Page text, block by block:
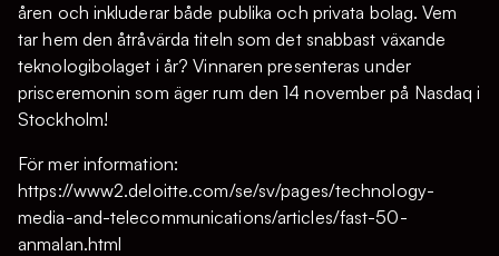
åren och inkluderar både publika och privata bolag. Vem
tar hem den åtråvärda titeln som det snabbast växande
teknologibolaget i år? Vinnaren presenteras under
prisceremonin som äger rum den 14 november på Nasdaq i
Stockholm!
För mer information:
https://www2.deloitte.com/se/sv/pages/technology-
media-and-telecommunications/articles/fast-50-
anmalan.html